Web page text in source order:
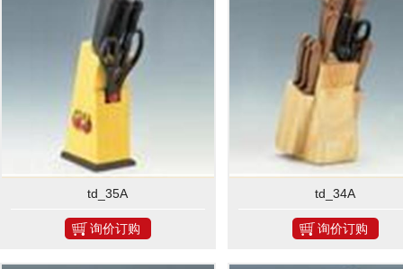
td_35A
询价订购
td_34A
询价订购